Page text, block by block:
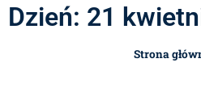
Dzień: 21
Strona